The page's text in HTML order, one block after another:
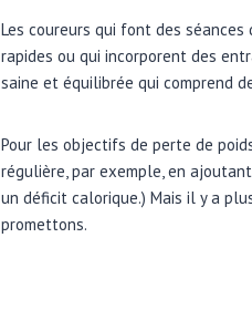
Les coureurs qui font des
rapides ou qui incorporent des
saine et équilibrée qui comprend
Pour les objectifs de perte de
régulière, par exemple, en
un déficit calorique.) Mais il y a
promettons.